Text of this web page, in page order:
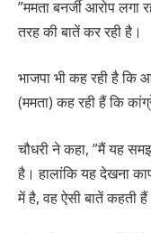
”ममता बनर्जी आरोप लगा
तरह की बातें कर रही है।
भाजपा भी कह रही है कि
(ममता) कह रही हैं कि
चौधरी ने कहा, ”मैं यह
है। हालांकि यह देखना
में है, वह ऐसी बातें कहती